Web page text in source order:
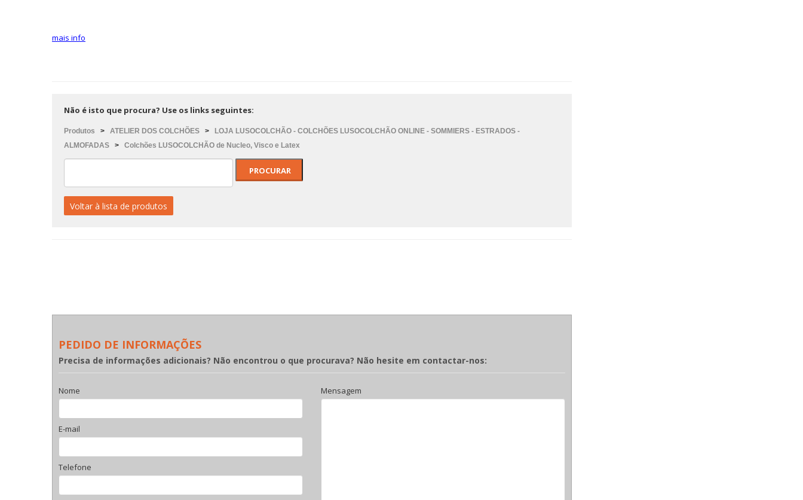
mais info
Não é isto que procura? Use os links seguintes:
Produtos > ATELIER DOS COLCHÕES >
LOJA LUSOCOLCHÃO - COLCHÕES LUSOCOLCHÃO ONLINE - SOMMIERS - ESTRADOS -
ALMOFADAS > Colchões LUSOCOLCHÃO de Nucleo, Visco e Latex
Voltar à lista de produtos
PEDIDO DE INFORMAÇÕES
Precisa de informações adicionais? Não encontrou o que procurava? Não hesite em contactar-nos:
Nome
E-mail
Telefone
Mensagem